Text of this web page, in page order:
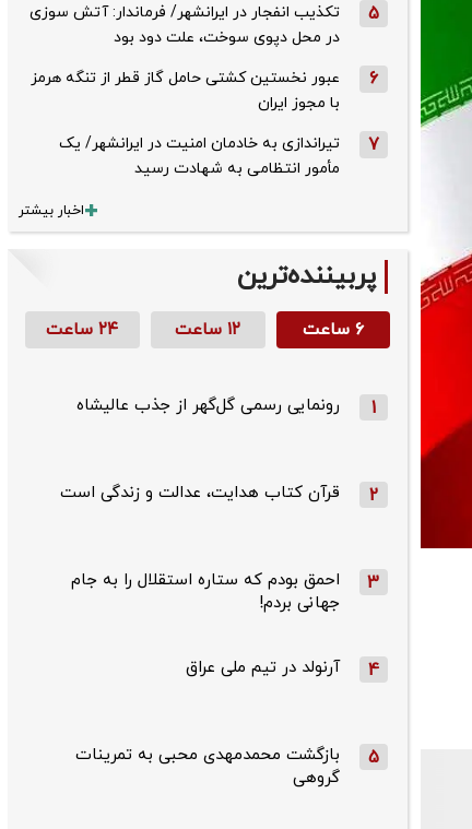
5
تکذیب ‌انفجار در ایرانشهر/ فرماندار: آتش سوزی
در محل دپوی سوخت، علت دود بود
6
عبور نخستین کشتی حامل گاز قطر از تنگه هرمز
با مجوز ایران
7
تیراندازی به خادمان امنیت در ایرانشهر/ یک
مأمور انتظامی به شهادت رسید
اخبار بیشتر
پربیننده‌ترین
۶ ساعت ۱۲ ساعت ۲۴ ساعت
1 رونمایی رسمی گل‌گهر از جذب عالیشاه
2 قرآن کتاب هدایت، عدالت و زندگی است
3
احمق بودم که ستاره استقلال را به جام
جهانی بردم!
4 آرنولد در تیم ملی عراق
5
بازگشت محمدمهدی محبی به تمرینات
گروهی